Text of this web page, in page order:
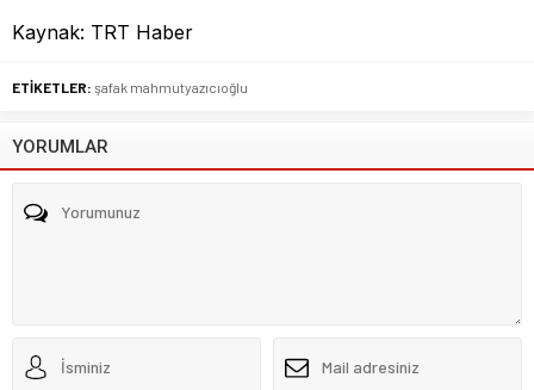
Kaynak: TRT Haber
ETİKETLER: şafak mahmutyazıcıoğlu
YORUMLAR